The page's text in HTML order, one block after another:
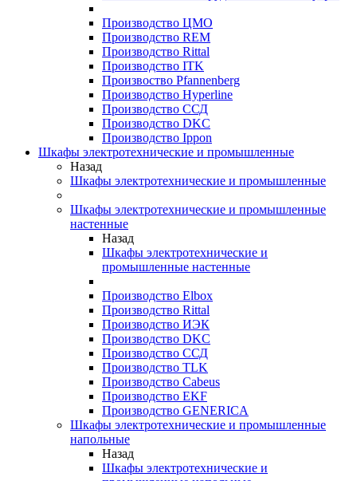
Производство ЦМО
Производство REM
Производство Rittal
Производство ITK
Произвоство Pfannenberg
Производство Hyperline
Производство ССД
Производство DKC
Производство Ippon
Шкафы электротехнические и промышленные
Назад
Шкафы электротехнические и промышленные
Шкафы электротехнические и промышленные
настенные
Назад
Шкафы электротехнические и
промышленные настенные
Производство Elbox
Производство Rittal
Производство ИЭК
Производство DKC
Производство ССД
Производство TLK
Производство Cabeus
Производство EKF
Производство GENERICA
Шкафы электротехнические и промышленные
напольные
Назад
Шкафы электротехнические и